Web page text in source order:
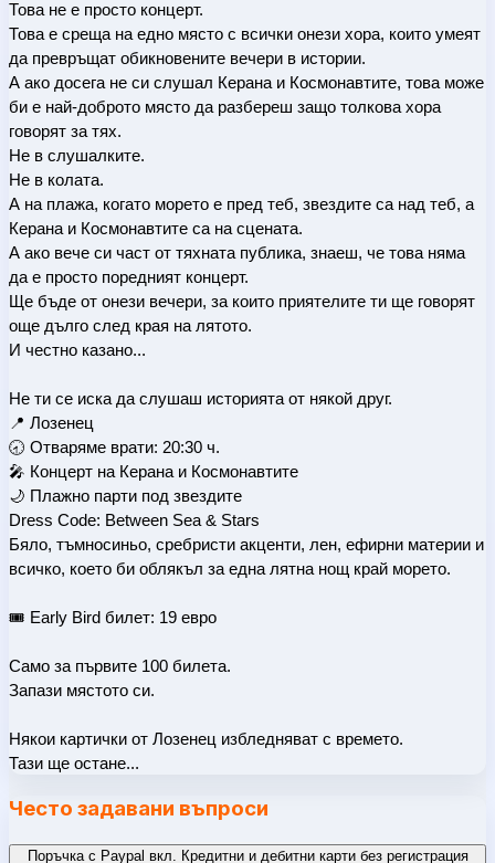
Това не е просто концерт.
Това е среща на едно място с всички онези хора, които умеят
да превръщат обикновените вечери в истории.
А ако досега не си слушал Керана и Космонавтите, това може
би е най-доброто място да разбереш защо толкова хора
говорят за тях.
Не в слушалките.
Не в колата.
А на плажа, когато морето е пред теб, звездите са над теб, а
Керана и Космонавтите са на сцената.
А ако вече си част от тяхната публика, знаеш, че това няма
да е просто поредният концерт.
Ще бъде от онези вечери, за които приятелите ти ще говорят
още дълго след края на лятото.
И честно казано...
Не ти се иска да слушаш историята от някой друг.
📍 Лозенец
🕣 Отваряме врати: 20:30 ч.
🎤 Концерт на Керана и Космонавтите
🌙 Плажно парти под звездите
Dress Code: Between Sea & Stars
Бяло, тъмносиньо, сребристи акценти, лен, ефирни материи и
всичко, което би облякъл за една лятна нощ край морето.
🎟️ Early Bird билет: 19 евро
Само за първите 100 билета.
Запази мястото си.
Някои картички от Лозенец избледняват с времето.
Тази ще остане...
Често задавани въпроси
Поръчка с Paypal вкл. Кредитни и дебитни карти без регистрация